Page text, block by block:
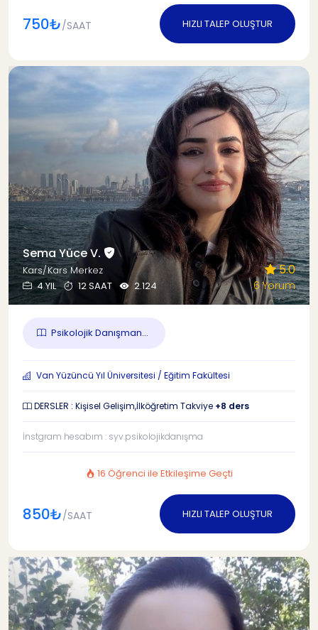
750₺/SAAT HIZLI TALEP OLUŞTUR
Sema Yüce V.
Kars/Kars Merkez
4 YIL
12 SAAT 2.124
5.0
6 Yorum
Psikolojik Danışman...
Van Yüzüncü Yıl Üniversitesi / Eğitim Fakültesi
DERSLER : Kişisel Gelişim,İlköğretim Takviye +8 ders
İnstgram hesabım : syv.psikolojikdanışma
16 Öğrenci ile Etkileşime Geçti
850₺/SAAT HIZLI TALEP OLUŞTUR